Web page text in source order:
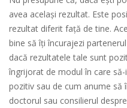
avea același rezultat. Este
rezultat diferit față de tine.
bine să îți încurajezi
dacă rezultatele tale sunt
îngrijorat de modul în care
pozitiv sau de cum anume să
doctorul sau consilierul